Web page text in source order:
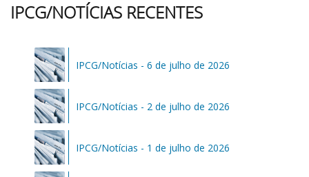
IPCG/NOTÍCIAS RECENTES
IPCG/Notícias - 6 de julho de 2026
IPCG/Notícias - 2 de julho de 2026
IPCG/Notícias - 1 de julho de 2026